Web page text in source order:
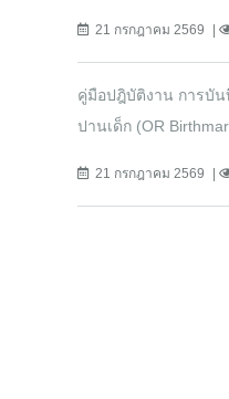
21 กรกฎาคม 2569
คู่มือปฎิบัติงาน การบัน
ปานเด็ก (OR
21 กรกฎาคม 2569